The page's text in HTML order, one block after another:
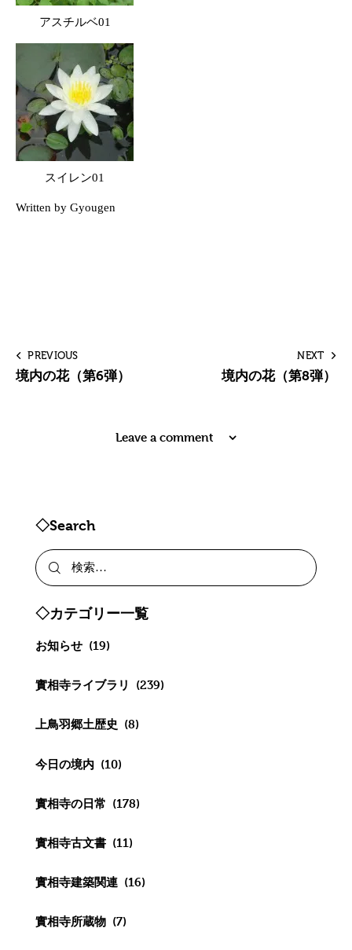
アスチルベ01
スイレン01
Written by Gyougen
PREVIOUS
境内の花（第6弾）
NEXT
境内の花（第8弾）
Leave a comment
◇Search
◇カテゴリー一覧
お知らせ (19)
實相寺ライブラリ (239)
上鳥羽郷土歴史 (8)
今日の境内 (10)
實相寺の日常 (178)
實相寺古文書 (11)
實相寺建築関連 (16)
實相寺所蔵物 (7)